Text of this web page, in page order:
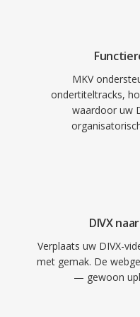
meest functierijke
zijn. De open
ontwikkelaar
kan
breed adoptie
mediaspelers,
georganiseerd
MKV tot de
voor
en persoonlijke
MKV
ondertiteltracks,
waardoor uw
DIVX
Verplaats uw DIVX-
met gemak. De
— gewoon